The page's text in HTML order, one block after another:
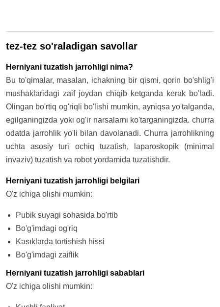
tez-tez so'raladigan savollar
Herniyani tuzatish jarrohligi nima?
Bu to'qimalar, masalan, ichakning bir qismi, qorin bo'shlig'i
mushaklaridagi zaif joydan chiqib ketganda kerak bo'ladi.
Olingan bo'rtiq og'riqli bo'lishi mumkin, ayniqsa yo'talganda,
egilganingizda yoki og'ir narsalarni ko'targaningizda. churra
odatda jarrohlik yo'li bilan davolanadi. Churra jarrohlikning
uchta asosiy turi ochiq tuzatish, laparoskopik (minimal
invaziv) tuzatish va robot yordamida tuzatishdir.
Herniyani tuzatish jarrohligi belgilari
O'z ichiga olishi mumkin:
Pubik suyagi sohasida bo'rtib
Bo'g'imdagi og'riq
Kasıklarda tortishish hissi
Bo'g'imdagi zaiflik
Herniyani tuzatish jarrohligi sabablari
O'z ichiga olishi mumkin: